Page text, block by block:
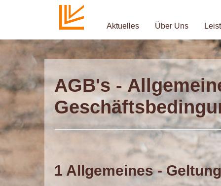
Aktuelles Über Uns
AGB's -
1 Allgemeines -